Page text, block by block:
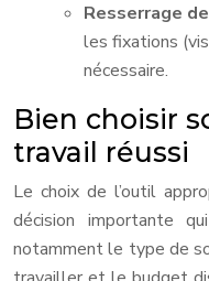
Resserrage
les fixations
nécessaire.
Bien choisir
travail réussi
Le choix de l’outil
décision importante
notamment le type de